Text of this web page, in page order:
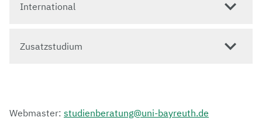
International
Zusatzstudium
Webmaster: studienberatung@uni-bayreuth.de